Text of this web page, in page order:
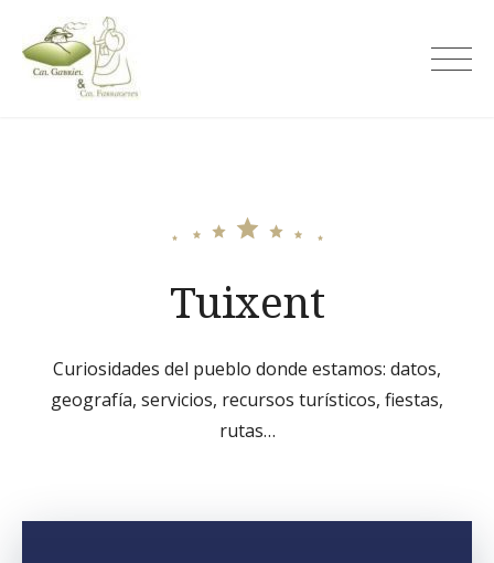
content
Tuixent
Curiosidades del pueblo donde estamos: datos,
geografía, servicios, recursos turísticos, fiestas,
rutas…